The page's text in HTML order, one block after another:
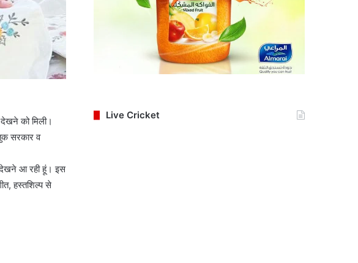
को मिली।
सरकार व
देखने आ रही हूं। इस
हस्तशिल्प से
Live Cricket